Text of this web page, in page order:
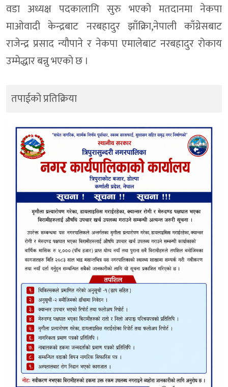
वडा अध्यक्ष पदकालागि सुरु भएको मतदानमा नेकपा
माओवादी केन्द्रबाट नरबहादुर झाँक्रिा,नेपाली काँग्रेसबाट
राजेन्द्र प्रसाद न्यौपाने र नेकपा एमालेबाट नरबहादुर रोकाय
उम्मेद्धार बन्नु भएकाे छ ।
तपाईको प्रतिक्रिया